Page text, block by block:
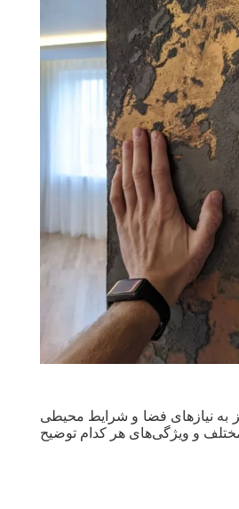
به نیازهای فضا و شرایط محیطی
مختلف و ویژگی‌های هر کدام توضیح